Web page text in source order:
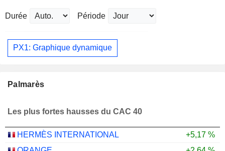
Durée Période
PX1: Graphique dynamique
Palmarès
Les plus fortes hausses du CAC 40
HERMÈS INTERNATIONAL
+5,17 %